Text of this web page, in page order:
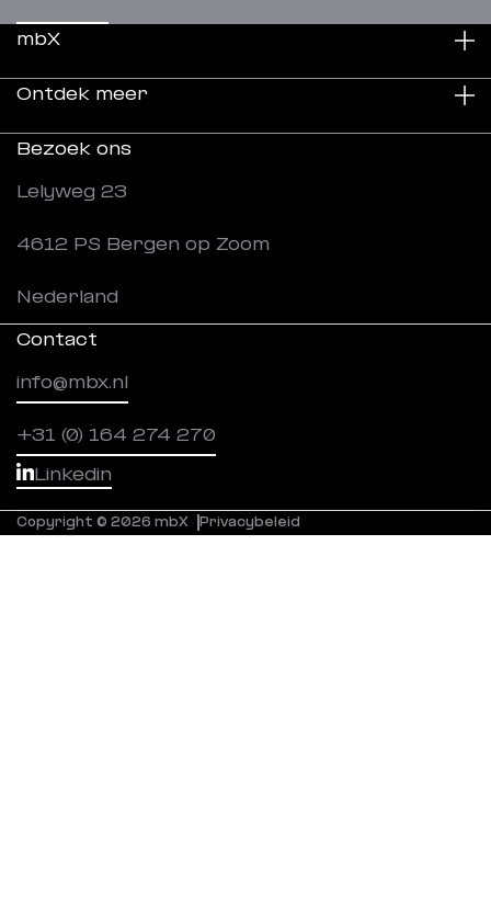
mbX
Duurzaamheid
Over ons
Ontdek meer
Projecten
Bezoek ons
Lelyweg 23
4612 PS Bergen op Zoom
Nederland
Contact
info@mbx.nl
+31 (0) 164 274 270
Linkedin
Copyright © 2026 mbX Privacybeleid